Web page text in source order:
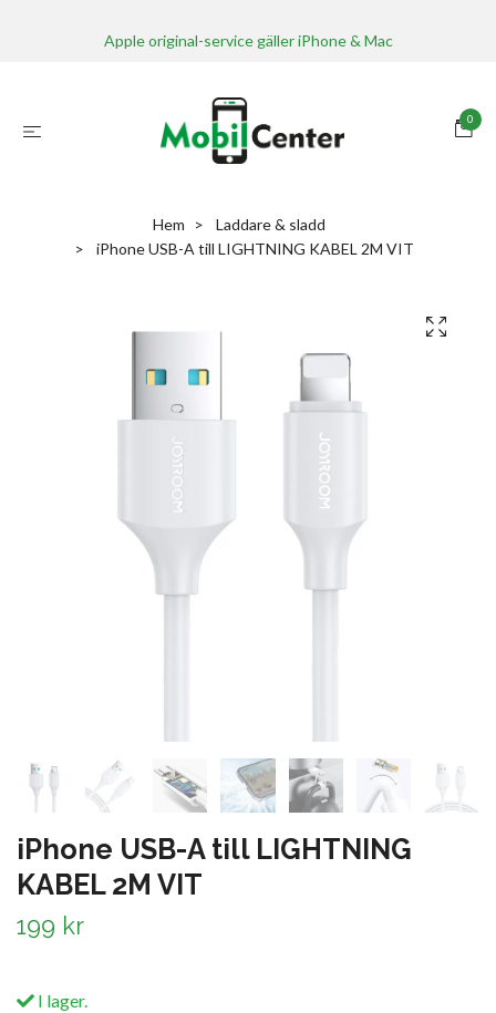
Apple original-service gäller iPhone & Mac
0
Hem
Laddare & sladd
iPhone USB-A till LIGHTNING KABEL 2M VIT
iPhone USB-A till LIGHTNING
KABEL 2M VIT
199 kr
I lager.